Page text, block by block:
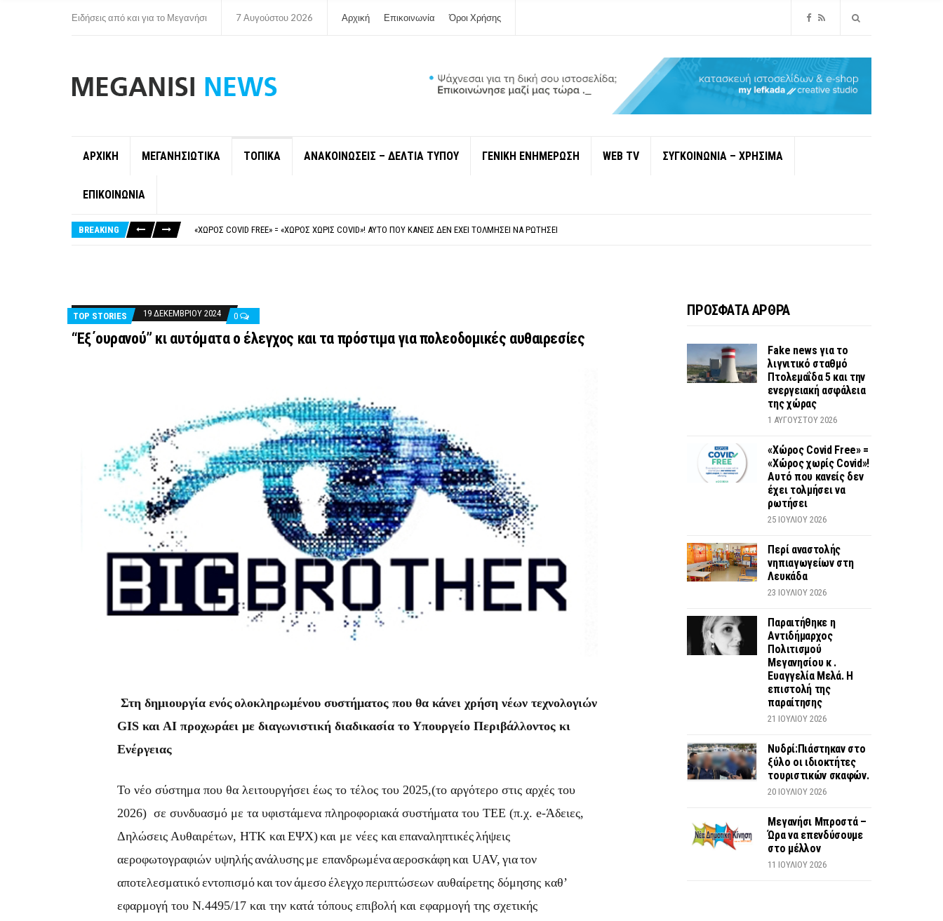
Ειδήσεις από και για το Μεγανήσι 7 Αυγούστου 2026 Αρχική Επικοινωνία Όροι Χρήσης
ΑΡΧΙΚΗ ΜΕΓΑΝΗΣΙΩΤΙΚΑ ΤΟΠΙΚΑ ΑΝΑΚΟΙΝΩΣΕΙΣ – ΔΕΛΤΙΑ ΤΥΠΟΥ ΓΕΝΙΚΗ ΕΝΗΜΕΡΩΣΗ WEB TV ΣΥΓΚΟΙΝΩΝΙΑ – ΧΡΗΣΙΜΑ
ΕΠΙΚΟΙΝΩΝΙΑ
BREAKING
«ΧΏΡΟΣ COVID FREE» = «ΧΏΡΟΣ ΧΩΡΊΣ COVID»! ΑΥΤΌ ΠΟΥ ΚΑΝΕΊΣ ΔΕΝ ΈΧΕΙ ΤΟΛΜΉΣΕΙ ΝΑ ΡΩΤΉΣΕΙ
TOP STORIES 19 ΔΕΚΕΜΒΡΊΟΥ 2024 0
“Εξ΄ουρανού” κι αυτόματα ο έλεγχος και τα πρόστιμα για πολεοδομικές αυθαιρεσίες
Στη δημιουργία ενόςολοκληρωμένου συστήματος που θα κάνει χρήση νέων τεχνολογιών
GIS και ΑΙ προχωράει με διαγωνιστική διαδικασία το Υπουργείο Περιβάλλοντος κι
Ενέργειας
Το νέο σύστημα που θα λειτουργήσει έως το τέλος του 2025,(το αργότερο στις αρχές του
2026) σε συνδυασμό με τα υφιστάμενα πληροφοριακά συστήματα του ΤΕΕ (π.χ. e-Άδειες,
Δηλώσεις Αυθαιρέτων, ΗΤΚ καιΕΨΧ)και με νέες καιεπαναληπτικέςλήψεις
αεροφωτογραφιών υψηλήςανάλυσης με επανδρωμένααεροσκάφηκαι UAV, γιατον
αποτελεσματικόεντοπισμόκαιτονάμεσοέλεγχοπεριπτώσεων αυθαίρετης δόμησης καθ’
εφαρμογή του Ν.4495/17 και την κατά τόπους επιβολή και εφαρμογή της σχετικής
ΠΡΟΣΦΑΤΑ ΑΡΘΡΑ
Fake news για το
λιγνιτικό σταθμό
Πτολεμαΐδα 5 και την
ενεργειακή ασφάλεια
της χώρας
1 ΑΥΓΟΎΣΤΟΥ 2026
«Χώρος Covid Free» =
«Χώρος χωρίς Covid»!
Αυτό που κανείς δεν
έχει τολμήσει να
ρωτήσει
25 ΙΟΥΛΊΟΥ 2026
Περί αναστολής
νηπιαγωγείων στη
Λευκάδα
23 ΙΟΥΛΊΟΥ 2026
Παραιτήθηκε η
Αντιδήμαρχος
Πολιτισμού
Μεγανησίου κ .
Ευαγγελία Μελά. Η
επιστολή της
παραίτησης
21 ΙΟΥΛΊΟΥ 2026
Νυδρί:Πιάστηκαν στο
ξύλο οι ιδιοκτήτες
τουριστικών σκαφών.
20 ΙΟΥΛΊΟΥ 2026
Μεγανήσι Μπροστά –
Ώρα να επενδύσουμε
στο μέλλον
11 ΙΟΥΛΊΟΥ 2026